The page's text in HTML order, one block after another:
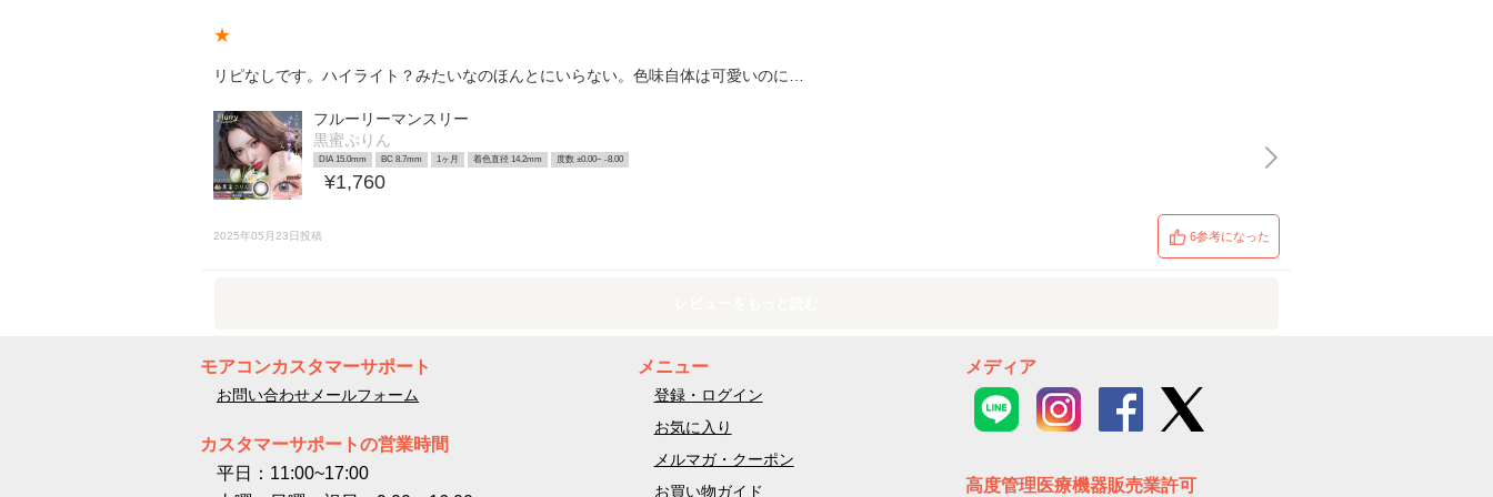
★
リピなしです。ハイライト？みたいなのほんとにいらない。色味自体は可愛いのに…
フルーリーマンスリー
黒蜜ぷりん
DIA 15.0mm BC 8.7mm 1ヶ月 着色直径 14.2mm 度数 ±0.00~ -8.00
¥1,760
2025年05月23日投稿 6参考になった
モアコンカスタマーサポート
お問い合わせメールフォーム
カスタマーサポートの営業時間
平日：11:00~17:00
メニュー
登録・ログイン
お気に入り
メルマガ・クーポン
お買い物ガイド
メディア
高度管理医療機器販売業許可